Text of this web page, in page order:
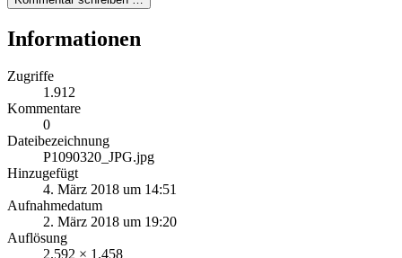
Informationen
Zugriffe
1.912
Kommentare
0
Dateibezeichnung
P1090320_JPG.jpg
Hinzugefügt
4. März 2018 um 14:51
Aufnahmedatum
2. März 2018 um 19:20
Auflösung
2.592 × 1.458